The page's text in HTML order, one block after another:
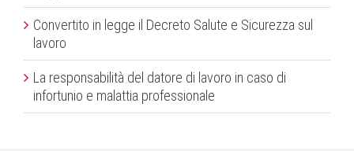
Convertito in legge il Decreto Salute e Sicurezza sul
lavoro
La responsabilità del datore di lavoro in caso di
infortunio e malattia professionale